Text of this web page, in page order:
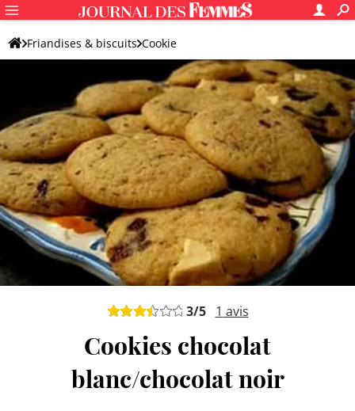
Friandises & biscuits Cookie
Recettes de cookies aux pépites de chocolat
Cookie aux pépites de chocolat classique
3/5 1 avis
Cookies chocolat
blanc/chocolat noir